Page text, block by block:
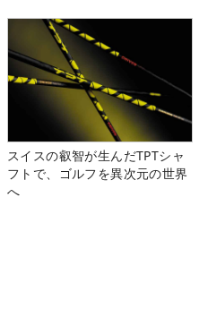
スイスの叡智が生んだTPTシャ
フトで、ゴルフを異次元の世界
へ